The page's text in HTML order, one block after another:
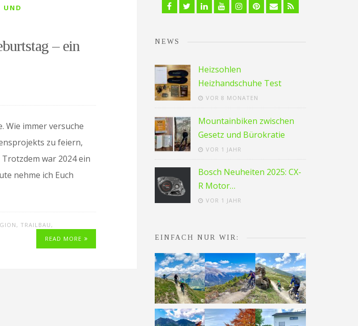
UND
– ein
Wie immer versuche
zu feiern,
war 2024 ein
nehme ich Euch
, TRAILBAU ,
READ MORE
Facebook
TwitterLinkedinYouTubeInstagram
PinterestEmail
NEWS
Heizsohlen
Heizhandschuhe Test
VOR 8 MONATEN
Mountainbiken zwischen
Gesetz und Bürokratie
VOR 1 JAHR
Bosch Neuheiten 2025: CX-
R Motor…
VOR 1 JAHR
EINFACH NUR WIR: